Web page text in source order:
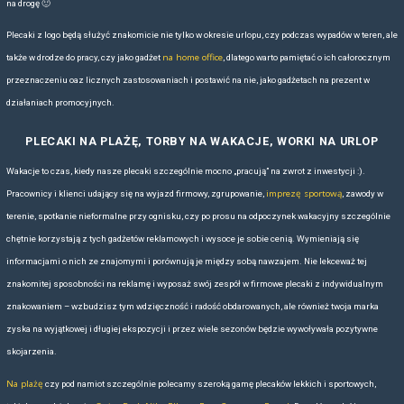
Decydując się na torby itorebkiw działaniach marketingowych i
produkt, który spełnia nie tylko funkcję praktyczną, ale także
nadąża za światowymi trendami, szanuje środowisko i stawia na
zgodzie z ideą zrównoważonego rozwoju. Dzięki temu każda
torby Lefrik, zyskuje dodatkowy, autentyczny wymiar – a klienci i
przez dobór optymalnego rodzaju personalizacji, aż po terminową
pozwala w pełni wykorzystać potencjał takich upominków. To
branżę czy skalę projektu, zawsze zostawia dobre wrażenie i buduje